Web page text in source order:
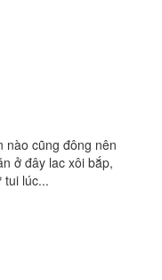
nào cũng đông nên
ở đây lac xôi bắp,
tui lúc...